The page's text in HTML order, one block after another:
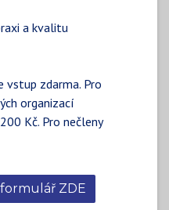
a kvalitu
vstup zdarma. Pro
organizací
Kč. Pro nečleny
ZDE